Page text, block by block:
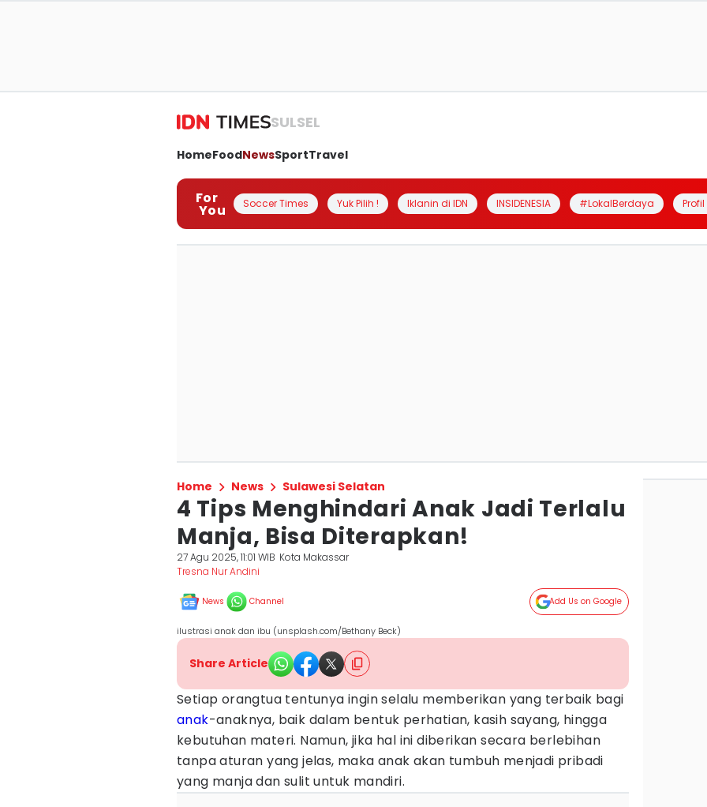
SULSEL
HomeFoodNewsSportTravel
For
You Soccer Times Yuk Pilih ! Iklanin di IDN INSIDENESIA #LokalBerdaya
Home News Sulawesi Selatan
4 Tips Menghindari Anak Jadi Terlalu
Manja, Bisa Diterapkan!
27 Agu 2025, 11:01 WIB Kota Makassar
Tresna Nur Andini
News Channel Add Us on Google
ilustrasi anak dan ibu (unsplash.com/Bethany Beck)
Share Article
Setiap orangtua tentunya ingin selalu memberikan yang terbaik bagi
anak-anaknya, baik dalam bentuk perhatian, kasih sayang, hingga
kebutuhan materi. Namun, jika hal ini diberikan secara berlebihan
tanpa aturan yang jelas, maka anak akan tumbuh menjadi pribadi
yang manja dan sulit untuk mandiri.